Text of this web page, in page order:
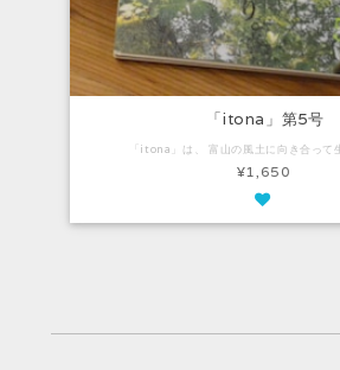
「itona」第5号
¥1,650